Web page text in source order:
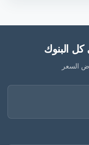
البنوك
السعر